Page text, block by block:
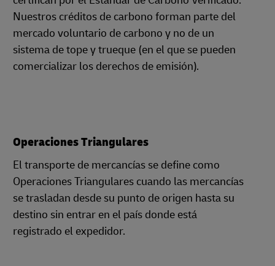
Nuestros créditos de carbono forman parte del
mercado voluntario de carbono y no de un
sistema de tope y trueque (en el que se pueden
comercializar los derechos de emisión).
Operaciones Triangulares
El transporte de mercancías se define como
Operaciones Triangulares cuando las mercancías
se trasladan desde su punto de origen hasta su
destino sin entrar en el país donde está
registrado el expedidor.